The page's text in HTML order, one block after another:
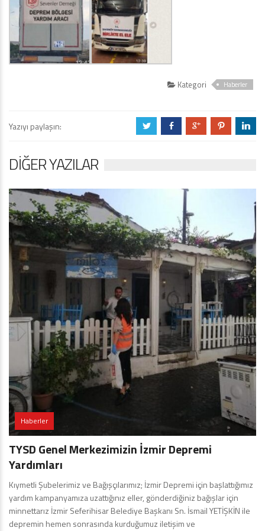
Kategori Haberler
Yazıyı paylaşın: a b c d j
DIĞER YAZILAR
Haberler
TYSD Genel Merkezimizin İzmir Depremi
Yardımları
Kıymetli Şubelerimiz ve Bağışçılarımız; İzmir Depremi için başlattığımız
yardım kampanyamıza uzattığınız eller, gönderdiğiniz bağışlar için
minnettarız İzmir Seferihisar Belediye Başkanı Sn. İsmail YETİŞKİN ile
depremin hemen sonrasında kurduğumuz iletişim ve